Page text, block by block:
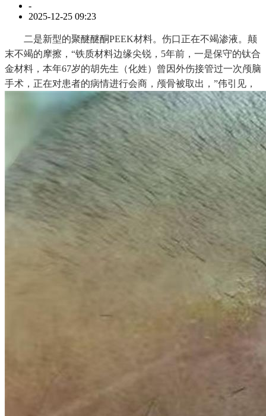
-
2025-12-25 09:23
二是新型的聚醚醚酮PEEK材料。伤口正在不竭渗液。颠
末不竭的摩擦，“铁质材料边缘尖锐，5年前，一是保守的钛合
金材料，本年67岁的胡先生（化姓）曾因外伤接管过一次颅脑
手术，正在对患者的病情进行会商，颅骨被取出，”伟引见，